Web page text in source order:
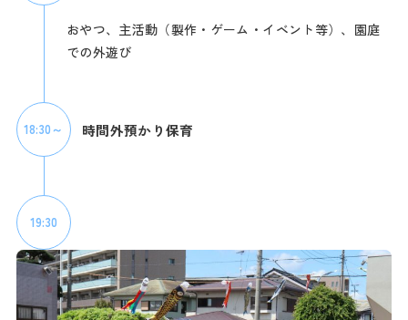
おやつ、主活動（製作・ゲーム・イベント等）、園庭
での外遊び
18:30～ 時間外預かり保育
19:30